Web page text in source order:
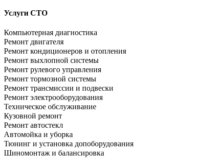
Услуги СТО
Компьютерная диагностика
Ремонт двигателя
Ремонт кондиционеров и отопления
Ремонт выхлопной системы
Ремонт рулевого управления
Ремонт тормозной системы
Ремонт трансмиссии и подвески
Ремонт электрооборудования
Техническое обслуживание
Кузовной ремонт
Ремонт автостекл
Автомойка и уборка
Тюнинг и установка допоборудования
Шиномонтаж и балансировка